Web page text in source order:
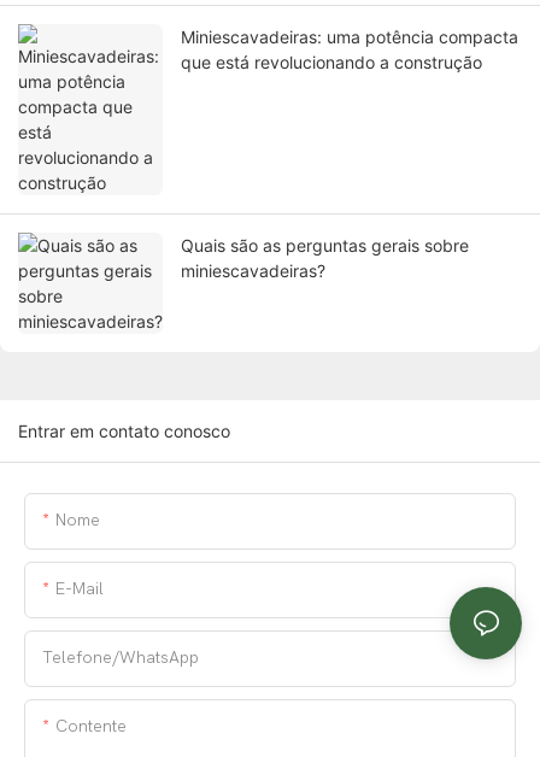
Miniescavadeiras: uma potência compacta
que está revolucionando a construção
Quais são as perguntas gerais sobre
miniescavadeiras?
Entrar em contato conosco
Nome
E-Mail
Telefone/WhatsApp
Contente